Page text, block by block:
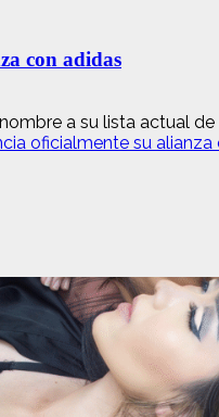
con adidas
a su lista actual de
oficialmente su alianza